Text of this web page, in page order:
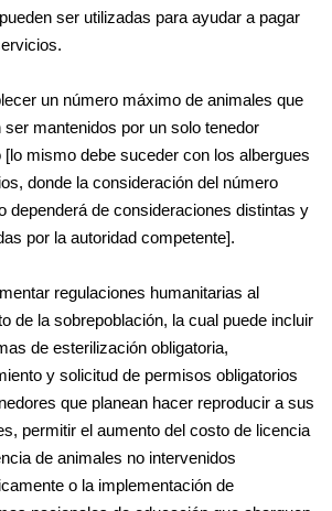
ser utilizadas para ayudar a pagar
un número máximo de animales que
ser mantenidos por un solo tenedor
[lo mismo debe suceder con los albergues
donde la consideración del número
dependerá de consideraciones distintas y
por la autoridad competente].
regulaciones humanitarias al
de la sobrepoblación, la cual puede incluir
de esterilización obligatoria,
y solicitud de permisos obligatorios
que planean hacer reproducir a sus
permitir el aumento del costo de licencia
de animales no intervenidos
o la implementación de